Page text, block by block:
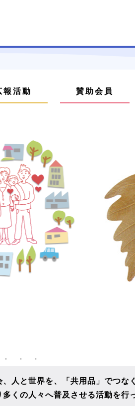
報活動 賛助会員
人と世界を、
「共用品」でつな
多くの人々へ普及させる活動を行